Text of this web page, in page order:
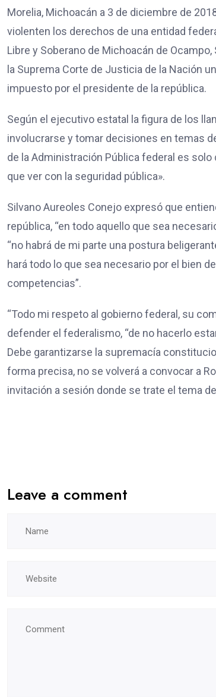
Morelia, Michoacán a 3 de diciembre de
violenten los derechos de una entidad
Libre y Soberano de Michoacán de
la Suprema Corte de Justicia de la Nación
impuesto por el presidente de la república.
Según el ejecutivo estatal la figura de los
involucrarse y tomar decisiones en temas
de la Administración Pública federal es
que ver con la seguridad pública».
Silvano Aureoles Conejo expresó que
república, “en todo aquello que sea
“no habrá de mi parte una postura
hará todo lo que sea necesario por el bien
competencias”.
“Todo mi respeto al gobierno federal, su
defender el federalismo, “de no hacerlo
Debe garantizarse la supremacía
forma precisa, no se volverá a convocar a
invitación a sesión donde se trate el tema
Leave a comment